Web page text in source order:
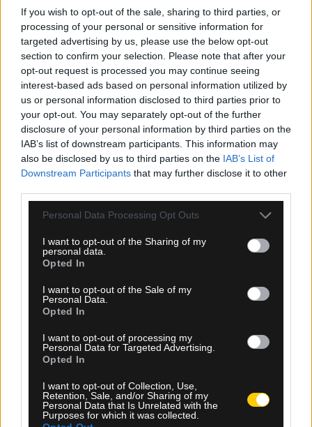
If you wish to opt-out of the sale, sharing to third parties, or
processing of your personal or sensitive information for
targeted advertising by us, please use the below opt-out
section to confirm your selection. Please note that after your
opt-out request is processed you may continue seeing
interest-based ads based on personal information utilized by
us or personal information disclosed to third parties prior to
your opt-out. You may separately opt-out of the further
disclosure of your personal information by third parties on the
IAB’s list of downstream participants. This information may
also be disclosed by us to third parties on the IAB’s List of
Downstream Participants that may further disclose it to other
Please note that this website/app uses one or more Google
not limited to your visit or usage behaviour. You may click to
grant or deny consent to Google and its third-party tags to
use your data for below specified purposes in below Google
consent section.
Personal Data Processing Opt Outs
I want to opt-out of the Sharing of my
personal data.
Opted In
I want to opt-out of the Sale of my
Personal Data.
Opted In
I want to opt-out of processing my
Personal Data for Targeted Advertising.
Opted In
I want to opt-out of Collection, Use,
Retention, Sale, and/or Sharing of my
Personal Data that Is Unrelated with the
Purposes for which it was collected.
05.08.2026, 23:51
Τα highlights του Παναθηναϊκός – ΤΣΣΚΑ 1948
Σόφιας (VIDEO)
05.08.2026, 23:34
την ΤΣΣΚΑ 1948 Σόφιας στο ΟΑΚΑ